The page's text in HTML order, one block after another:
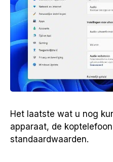
Het laatste wat u nog
apparaat, de
standaardwaarden.